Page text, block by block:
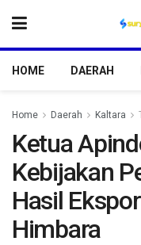
HOME DAERAH
Home Daerah Kaltara
Ketua
Kebijakan
Hasil
Himbara